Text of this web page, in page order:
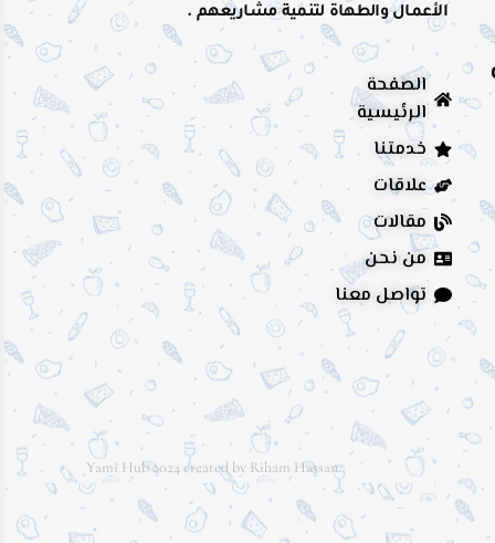
الأعمال والطهاة لتنمية مشاريعهم .
الصفحة
الرئيسية
خدمتنا
علاقات
مقالات
من نحن
تواصل معنا
Yami Hub 2024 created by Riham Hassan